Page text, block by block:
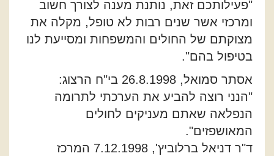
"פעילותכם זאת, נותנת מענה לצורך חשוב
ומרכזי אשר שנים רבות לא טופל, מקלה את
מצוקתם של החולים והמשפחות ומסייעת לנו
בטיפול בהם".
אסתר סמואל, 26.8.1998 בי"ח הרצוג:
"הנני רוצה להביע את הערכתי לתרומה
הנפלאה שאתם מעניקים לחולים
המאושפזים".
ד"ר דניאל ברלוביץ', 7.12.1998 המרכז